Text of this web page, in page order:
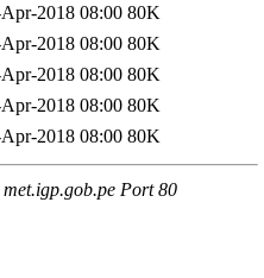
2018 08:00 80K
2018 08:00 80K
2018 08:00 80K
2018 08:00 80K
2018 08:00 80K
Port 80